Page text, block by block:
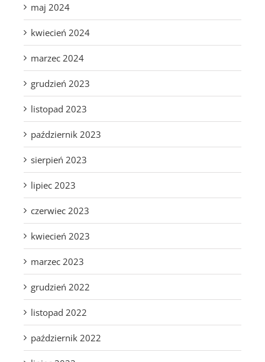
maj 2024
kwiecień 2024
marzec 2024
grudzień 2023
listopad 2023
październik 2023
sierpień 2023
lipiec 2023
czerwiec 2023
kwiecień 2023
marzec 2023
grudzień 2022
listopad 2022
październik 2022